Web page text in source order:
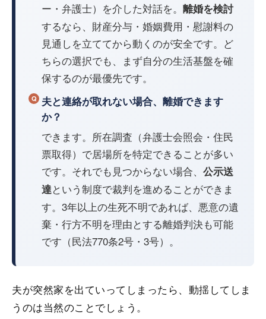
ー・弁護士）を介した対話を。 離婚を検討
するなら、財産分与・婚姻費用・慰謝料の
見通しを立ててから動くのが安全です。ど
ちらの選択でも、まず自分の生活基盤を確
保するのが最優先です。
夫と連絡が取れない場合、離婚できます
か？
できます。所在調査（弁護士会照会・住民
票取得）で居場所を特定できることが多い
です。それでも見つからない場合、 公示送
達という制度で裁判を進めることができま
す。3年以上の生死不明であれば、悪意の遺
棄・行方不明を理由とする離婚判決も可能
です（民法770条2号・3号）。
夫が突然家を出ていってしまったら、動揺してしま
うのは当然のことでしょう。